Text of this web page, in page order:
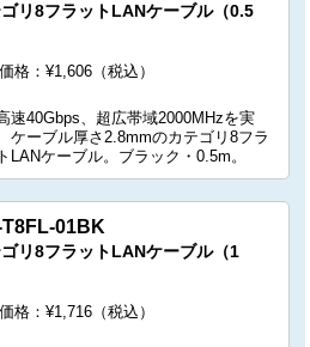
リ8フラットLANケーブル（0.5
格：¥1,606（税込）
速40Gbps、超広帯域2000MHzを実
ケーブル厚さ2.8mmのカテゴリ8フラ
LANケーブル。ブラック・0.5m。
T8FL-01BK
リ8フラットLANケーブル（1
格：¥1,716（税込）